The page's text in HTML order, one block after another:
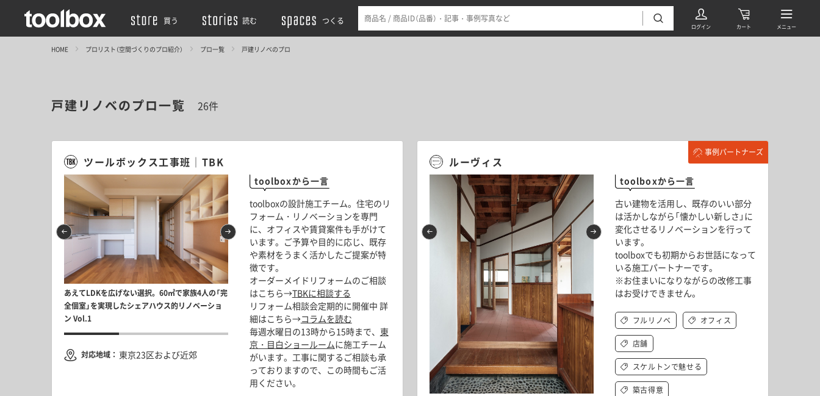
買う 読む つくる
HOME プロリスト（空間づくりのプロ紹介） プロ一覧 戸建リノベのプロ
戸建リノベのプロ一覧 26件
ツールボックス工事班｜TBK
あえてLDKを広げない選択。60㎡で家族4人の「完
全個室」を実現したシェアハウス的リノベーショ
ン Vol.1
「私たちらしさを形にする」流行りの一歩外から考
える築古戸建リフォーム Vol.1
「家庭用」は似合わない。ステンレス鋼管と業務用
キッチンで躯体現し内装を極める、“設備更新リ
あえてLDKを広げない選択。60㎡で家族4人の「完
全個室」を実現したシェアハウス的リノベーショ
ン Vol.1
対応地域： 東京23区および近郊
toolboxから一言
toolboxの設計施工チーム。住宅のリ
フォーム・リノベーションを専門
に、オフィスや賃貸案件も手がけて
います。ご予算や目的に応じ、既存
や素材をうまく活かしたご提案が特
徴です。
オーダーメイドリフォームのご相談
はこちら→TBKに相談する
リフォーム相談会定期的に開催中 詳
細はこちら→コラムを読む
毎週水曜日の13時から15時まで、 東
京・目白ショールームに施工チーム
がいます。工事に関するご相談も承
っておりますので、この時間もご活
用ください。
事例パートナーズ
ルーヴィス
北欧デザインが馴染む、洗練されたクラフト感
Vol.1
toolboxから一言
古い建物を活用し、既存のいい部分
は活かしながら「懐かしい新しさ」に
変化させるリノベーションを行って
います。
toolboxでも初期からお世話になって
いる施工パートナーです。
※お住まいになりながらの改修工事
はお受けできません。
フルリノベ オフィス
店舗
スケルトンで魅せる
築古得意
気になるプロを探す
フローリング・床材 すべて
挽板複合フローリング
パーケット・ヘリンボーン
DIYフローリング
足場板
カーペット・床タイル・畳
タイル すべて
モザイクタイル
装飾タイル
ブリック・レンガ
内装壁材 すべて
ウッドパネル・板壁材
壁紙・クロス
キッチン すべて
キッチン天板・シンク
キッチン水栓
コンロ・食洗機・設備機器
洗面 すべて
洗面ボウル・洗面台
ミラー